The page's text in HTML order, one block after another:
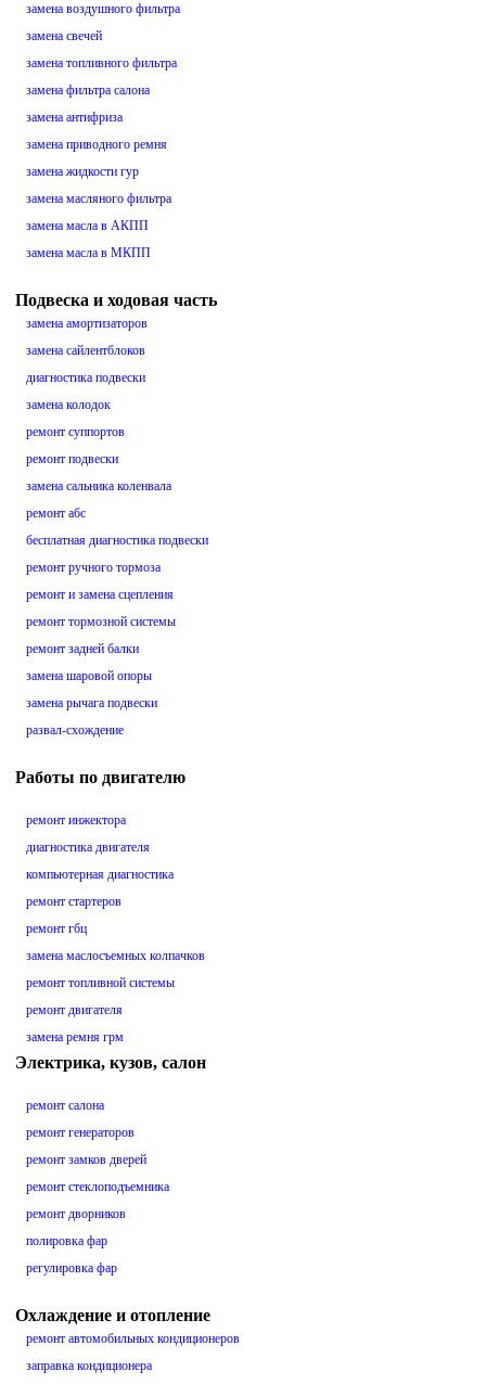
замена воздушного фильтра
замена свечей
замена топливного фильтра
замена фильтра салона
замена антифриза
замена приводного ремня
замена жидкости гур
замена масляного фильтра
замена масла в АКПП
замена масла в МКПП
Подвеска и ходовая часть
замена амортизаторов
замена сайлентблоков
диагностика подвески
замена колодок
ремонт суппортов
ремонт подвески
замена сальника коленвала
ремонт абс
бесплатная диагностика подвески
ремонт ручного тормоза
ремонт и замена сцепления
ремонт тормозной системы
ремонт задней балки
замена шаровой опоры
замена рычага подвески
развал-схождение
Работы по двигателю
ремонт инжектора
диагностика двигателя
компьютерная диагностика
ремонт стартеров
ремонт гбц
замена маслосъемных колпачков
ремонт топливной системы
ремонт двигателя
замена ремня грм
Электрика, кузов, салон
ремонт салона
ремонт генераторов
ремонт замков дверей
ремонт стеклоподъемника
ремонт дворников
полировка фар
регулировка фар
Охлаждение и отопление
ремонт автомобильных кондиционеров
заправка кондиционера